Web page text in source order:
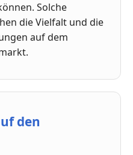
Solche
die Vielfalt und die
auf dem
den